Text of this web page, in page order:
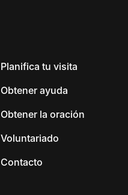
Planifica tu visita
Obtener ayuda
Obtener la oración
Voluntariado
Contacto